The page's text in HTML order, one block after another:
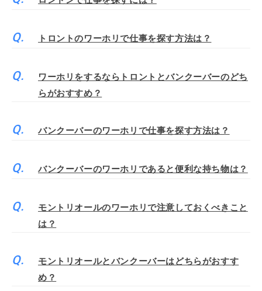
トロントのワーホリで仕事を探す方法は？
ワーホリをするならトロントとバンクーバーのどち
らがおすすめ？
バンクーバーのワーホリで仕事を探す方法は？
バンクーバーのワーホリであると便利な持ち物は？
モントリオールのワーホリで注意しておくべきこと
は？
モントリオールとバンクーバーはどちらがおすす
め？